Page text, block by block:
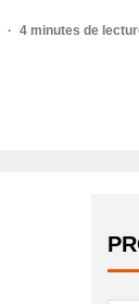
4 minutes de